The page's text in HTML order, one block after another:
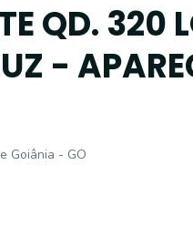
QD. 320
-
Goiânia - GO